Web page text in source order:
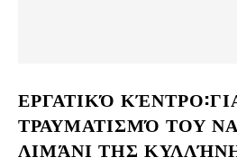
ΕΡΓΑΤΙΚΌ
ΤΡΑΥΜΑΤΙΣΜΌ ΤΟΥ
ΛΙΜΆΝΙ ΤΗΣ